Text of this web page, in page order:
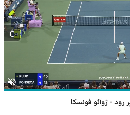
- ژوآئو فونسکا